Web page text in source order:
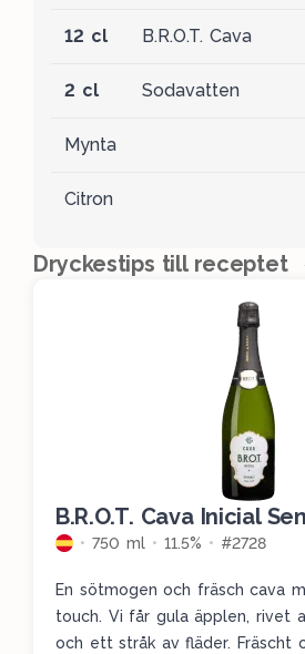
12 cl B.R.O.T. Cava
2 cl Sodavatten
Mynta
Citron
Dryckestips till receptet
B.R.O.T. Cava Inicial
750 ml 11.5% #2728
En sötmogen och fräsch cava
touch. Vi får gula äpplen, rivet
och ett stråk av fläder. Fräscht